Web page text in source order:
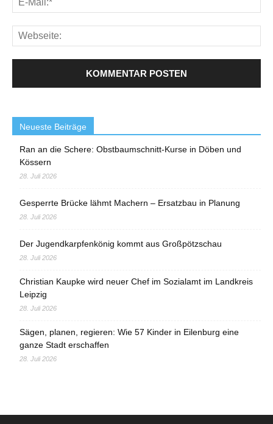
Neueste Beiträge
Ran an die Schere: Obstbaumschnitt-Kurse in Döben und
Kössern
28. Juli 2026
Gesperrte Brücke lähmt Machern – Ersatzbau in Planung
28. Juli 2026
Der Jugendkarpfenkönig kommt aus Großpötzschau
28. Juli 2026
Christian Kaupke wird neuer Chef im Sozialamt im Landkreis
Leipzig
28. Juli 2026
Sägen, planen, regieren: Wie 57 Kinder in Eilenburg eine
ganze Stadt erschaffen
28. Juli 2026